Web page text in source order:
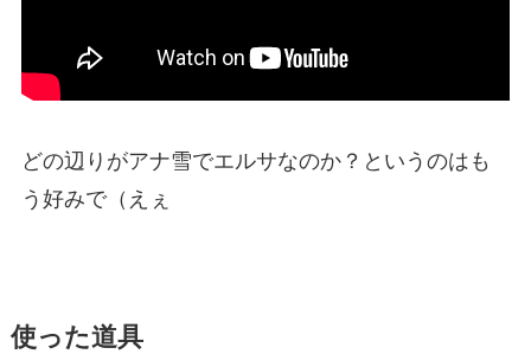
どの辺りがアナ雪でエルサなのか？というのはも
う好みで（えぇ
使った道具